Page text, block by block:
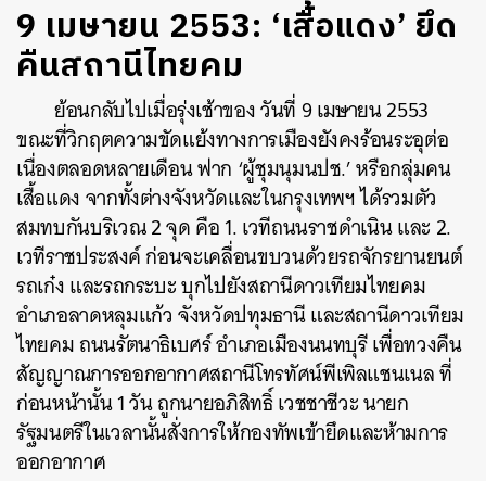
9 เมษายน 2553: ‘เสื้อแดง’ ยึด
คืนสถานีไทยคม
ย้อนกลับไปเมื่อรุ่งเช้าของ วันที่ 9 เมษายน 2553
ขณะที่วิกฤตความขัดแย้งทางการเมืองยังคงร้อนระอุต่อ
เนื่องตลอดหลายเดือน ฟาก ‘ผู้ชุมนุมนปช.’ หรือกลุ่มคน
เสื้อแดง จากทั้งต่างจังหวัดและในกรุงเทพฯ ได้รวมตัว
สมทบกันบริเวณ 2 จุด คือ 1. เวทีถนนราชดำเนิน และ 2.
เวทีราชประสงค์ ก่อนจะเคลื่อนขบวนด้วยรถจักรยานยนต์
รถเก๋ง และรถกระบะ บุกไปยังสถานีดาวเทียมไทยคม
อำเภอลาดหลุมแก้ว จังหวัดปทุมธานี และสถานีดาวเทียม
ไทยคม ถนนรัตนาธิเบศร์ อำเภอเมืองนนทบุรี เพื่อทวงคืน
สัญญาณการออกอากาศสถานีโทรทัศน์พีเพิลแชนเนล ที่
ก่อนหน้านั้น 1 วัน ถูกนายอภิสิทธิ์ เวชชาชีวะ นายก
รัฐมนตรีในเวลานั้นสั่งการให้กองทัพเข้ายึดและห้ามการ
ออกอากาศ